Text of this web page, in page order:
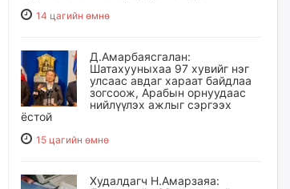
14 цагийн өмнө
Д.Амарбаясгалан:
Шатахууныхаа 97 хувийг нэг
улсаас авдаг хараат байдлаа
зогсоож, Арабын орнуудаас
нийлүүлэх ажлыг сэргээх
ёстой
15 цагийн өмнө
Худалдагч Н.Амарзаяа: